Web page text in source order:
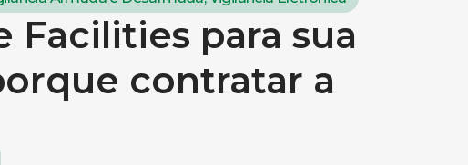
Facilities para sua
contratar a